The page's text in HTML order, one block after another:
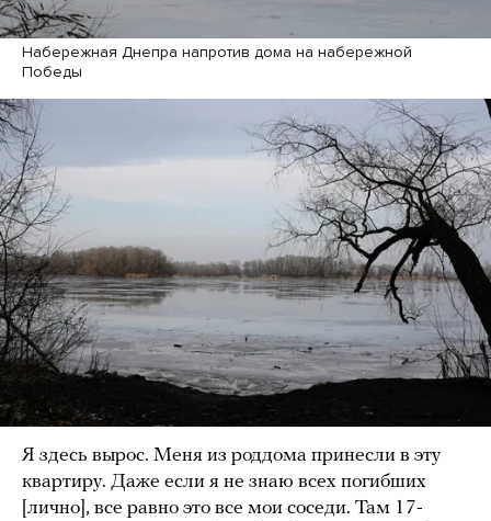
Набережная Днепра напротив дома на набережной
Победы
Я здесь вырос. Меня из роддома принесли в эту
квартиру. Даже если я не знаю всех погибших
[лично], все равно это все мои соседи. Там 17-